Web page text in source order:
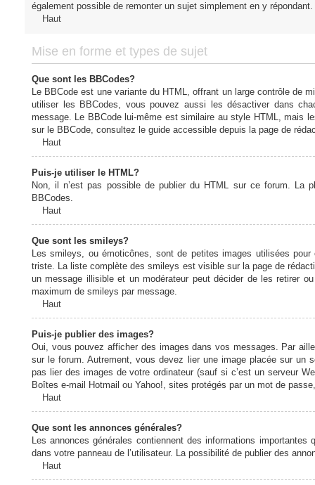
également possible de remonter un sujet simplement en y
Haut
Mise en forme et types de sujet
Que sont les BBCodes?
Le BBCode est une variante du HTML, offrant un large contrôle de
utiliser les BBCodes, vous pouvez aussi les désactiver dans
message. Le BBCode lui-même est similaire au style HTML, mais
sur le BBCode, consultez le guide accessible depuis la page de
Haut
Puis-je utiliser le HTML?
Non, il n’est pas possible de publier du HTML sur ce forum. La
BBCodes.
Haut
Que sont les smileys?
Les smileys, ou émoticônes, sont de petites images utilisées
triste. La liste complète des smileys est visible sur la page de
un message illisible et un modérateur peut décider de les retirer
maximum de smileys par message.
Haut
Puis-je publier des images?
Oui, vous pouvez afficher des images dans vos messages. Par
sur le forum. Autrement, vous devez lier une image placée sur un
pas lier des images de votre ordinateur (sauf si c’est un serveur
Boîtes e-mail Hotmail ou Yahoo!, sites protégés par un mot de
Haut
Que sont les annonces générales?
Les annonces générales contiennent des informations
dans votre panneau de l’utilisateur. La possibilité de publier des
Haut